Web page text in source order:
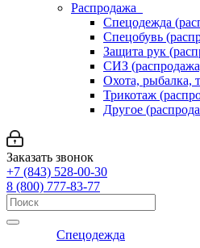
Распродажа
Спецодежда
Спецобувь
Защита рук
СИЗ
Охота, рыбалка,
Трикотаж
Другое
Заказать звонок
+7 (843) 528-00-30
8 (800) 777-83-77
Спецодежда